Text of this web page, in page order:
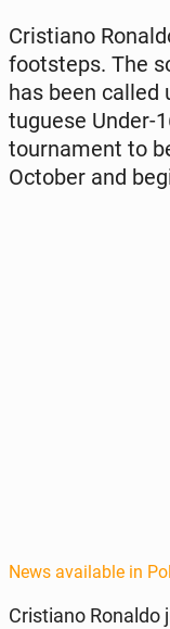
Cris­tiano
foot­steps. The
has been
tuguese Under-
tour­na­ment to
October and
News available in
Cris­tiano Ronaldo